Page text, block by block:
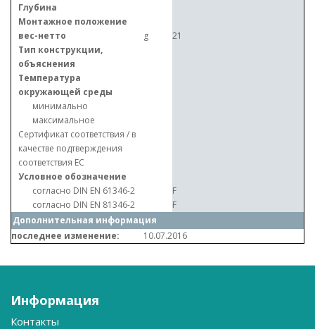
Глубина
Монтажное положение
вес-нетто
g
21
Тип конструкции,
объяснения
Температура
окружающей среды
минимально
максимальное
Сертификат соответствия / в
качестве подтверждения
соответствия ЕС
Условное обозначение
согласно DIN EN 61346-2
F
согласно DIN EN 81346-2
F
Дополнительная информация
последнее изменение:
10.07.2016
Информация
Контакты